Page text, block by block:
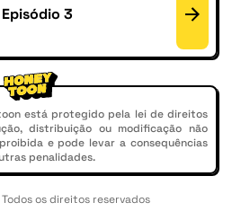
3
está protegido pela lei de direitos
distribuição ou modificação não
e pode levar a consequências
penalidades.
Todos os direitos reservados